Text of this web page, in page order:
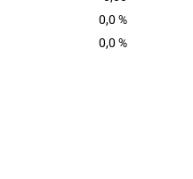
0,0 %
0,0 %